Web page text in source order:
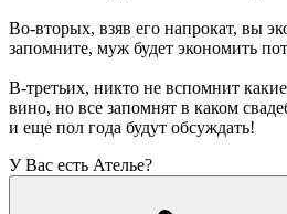
Во-вторых, взяв его напрокат, вы
запомните, муж будет экономить
В-третьих, никто не вспомнит
вино, но все запомнят в каком
и еще пол года будут обсуждать!
У Вас есть Ателье?